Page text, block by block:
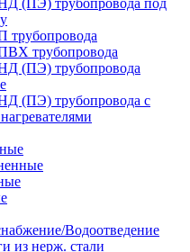
(ПЭ) трубопровода под
трубопровода
трубопровода
(ПЭ) трубопровода
(ПЭ) трубопровода с
Водоотведение
из нерж. стали